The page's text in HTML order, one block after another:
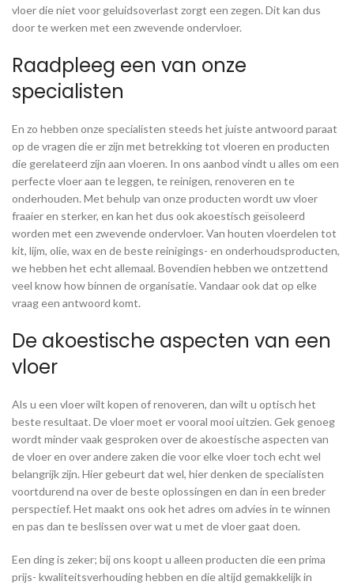
vloer die niet voor geluidsoverlast zorgt een zegen. Dit kan dus
door te werken met een zwevende ondervloer.
Raadpleeg een van onze
specialisten
En zo hebben onze specialisten steeds het juiste antwoord paraat
op de vragen die er zijn met betrekking tot vloeren en producten
die gerelateerd zijn aan vloeren. In ons aanbod vindt u alles om een
perfecte vloer aan te leggen, te reinigen, renoveren en te
onderhouden. Met behulp van onze producten wordt uw vloer
fraaier en sterker, en kan het dus ook akoestisch geïsoleerd
worden met een zwevende ondervloer. Van houten vloerdelen tot
kit, lijm, olie, wax en de beste reinigings- en onderhoudsproducten,
we hebben het echt allemaal. Bovendien hebben we ontzettend
veel know how binnen de organisatie. Vandaar ook dat op elke
vraag een antwoord komt.
De akoestische aspecten van een
vloer
Als u een vloer wilt kopen of renoveren, dan wilt u optisch het
beste resultaat. De vloer moet er vooral mooi uitzien. Gek genoeg
wordt minder vaak gesproken over de akoestische aspecten van
de vloer en over andere zaken die voor elke vloer toch echt wel
belangrijk zijn. Hier gebeurt dat wel, hier denken de specialisten
voortdurend na over de beste oplossingen en dan in een breder
perspectief. Het maakt ons ook het adres om advies in te winnen
en pas dan te beslissen over wat u met de vloer gaat doen.
Een ding is zeker; bij ons koopt u alleen producten die een prima
prijs- kwaliteitsverhouding hebben en die altijd gemakkelijk in